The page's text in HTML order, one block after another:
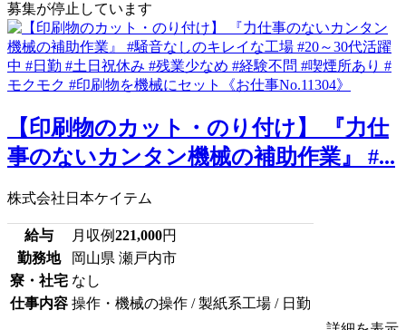
募集が停止しています
【印刷物のカット・のり付け】 『力仕
事のないカンタン機械の補助作業』 #...
株式会社日本ケイテム
給与 月収例221,000円
勤務地
岡山県 瀬戸内市
寮・社宅 なし
仕事内容 操作・機械の操作 / 製紙系工場 / 日勤